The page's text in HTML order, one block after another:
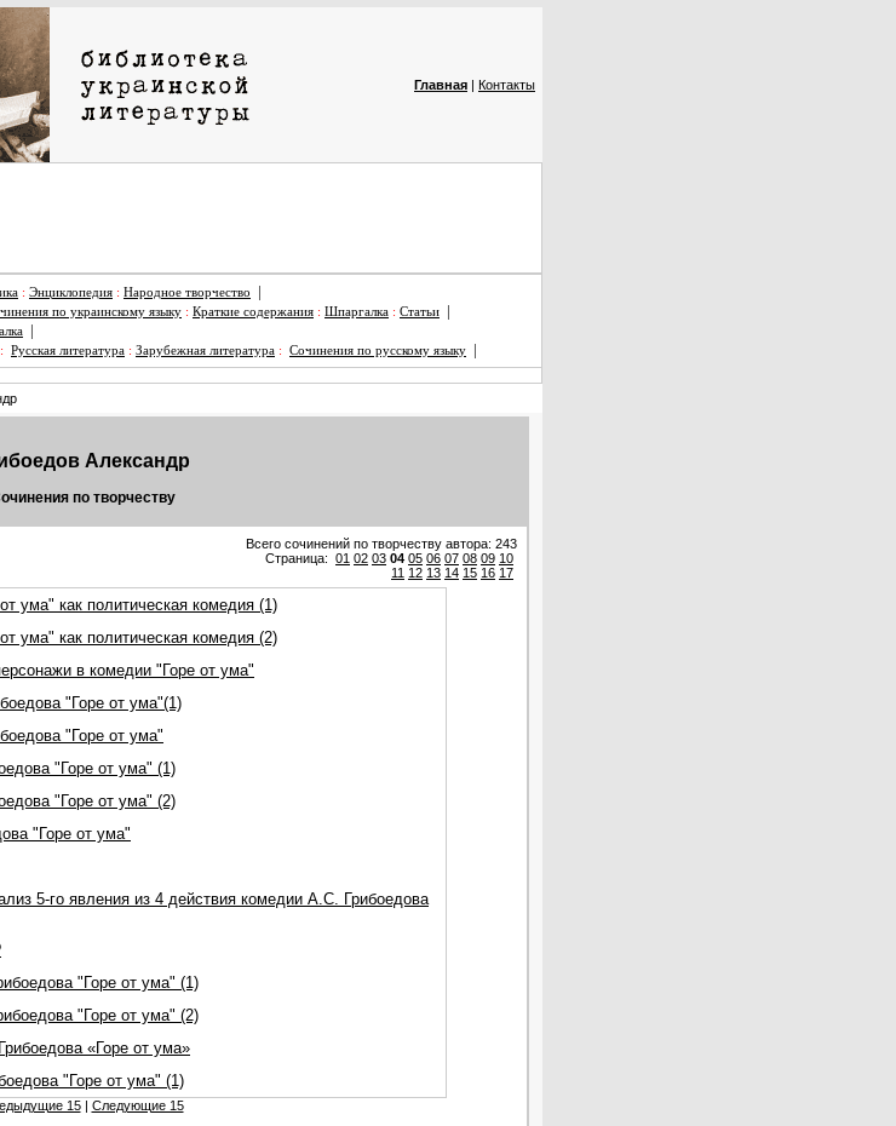
Главная | Контакты
: Энциклопедия : Народное творчество
|
по украинскому языку : Краткие содержания : Шпаргалка : Статьи
|
|
: Русская литература : Зарубежная литература : Сочинения по русскому языку |
Александр
по творчеству
Всего сочинений по творчеству автора: 243
Страница: 01 02 03 04 05 06 07 08 09 10
11 12 13 14 15 16 17
ума" как политическая комедия (1)
ума" как политическая комедия (2)
в комедии "Горе от ума"
"Горе от ума"(1)
"Горе от ума"
"Горе от ума" (1)
"Горе от ума" (2)
"Горе от ума"
5-го явления из 4 действия комедии А.С. Грибоедова
"Горе от ума" (1)
"Горе от ума" (2)
«Горе от ума»
"Горе от ума" (1)
15| Следующие 15